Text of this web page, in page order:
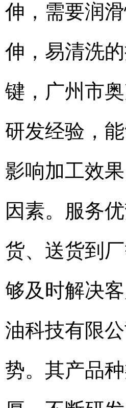
伸，需要润
伸，易清洗
键，广州市
研发经验，
影响加工效
因素。服务
货、送货到
够及时解决
油科技有限
势。其产品